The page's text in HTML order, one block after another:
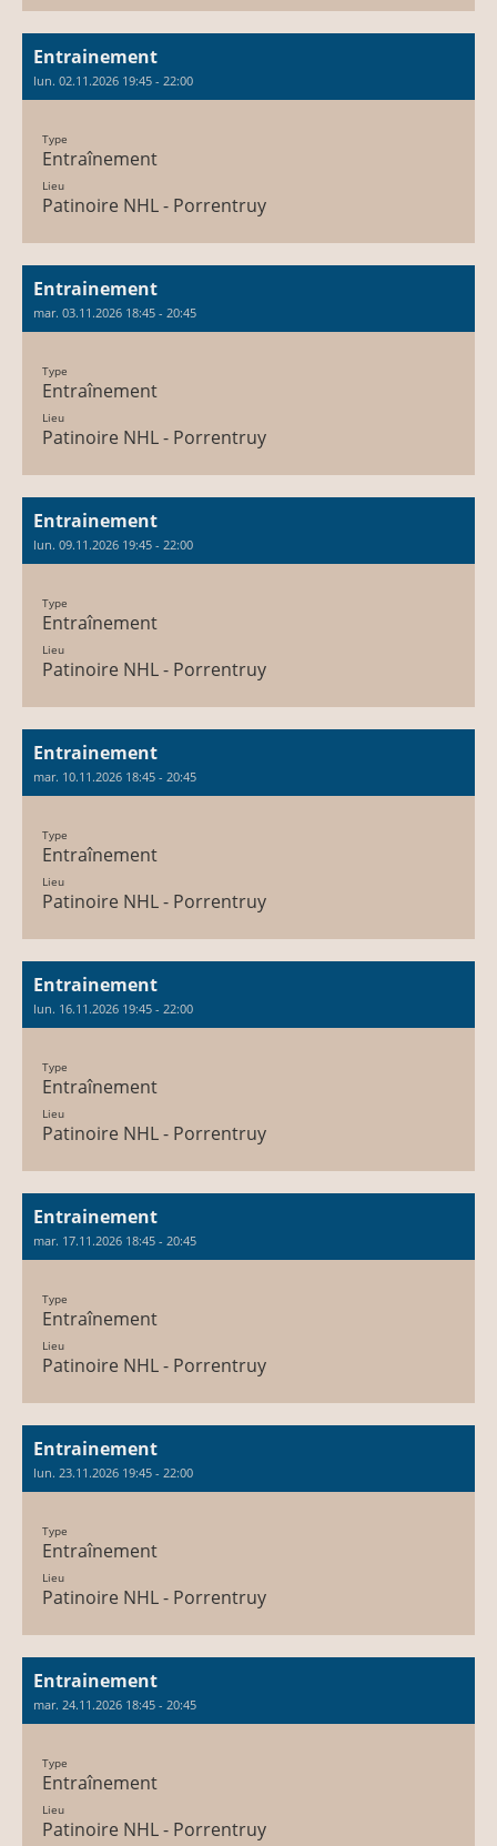
Entrainement
lun. 02.11.2026 19:45 - 22:00
Type
Entraînement
Lieu
Patinoire NHL - Porrentruy
Entrainement
mar. 03.11.2026 18:45 - 20:45
Type
Entraînement
Lieu
Patinoire NHL - Porrentruy
Entrainement
lun. 09.11.2026 19:45 - 22:00
Type
Entraînement
Lieu
Patinoire NHL - Porrentruy
Entrainement
mar. 10.11.2026 18:45 - 20:45
Type
Entraînement
Lieu
Patinoire NHL - Porrentruy
Entrainement
lun. 16.11.2026 19:45 - 22:00
Type
Entraînement
Lieu
Patinoire NHL - Porrentruy
Entrainement
mar. 17.11.2026 18:45 - 20:45
Type
Entraînement
Lieu
Patinoire NHL - Porrentruy
Entrainement
lun. 23.11.2026 19:45 - 22:00
Type
Entraînement
Lieu
Patinoire NHL - Porrentruy
Entrainement
mar. 24.11.2026 18:45 - 20:45
Type
Entraînement
Lieu
Patinoire NHL - Porrentruy